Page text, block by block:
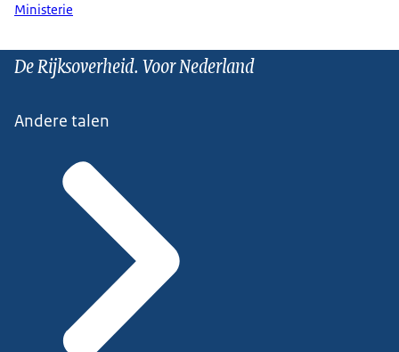
Ministerie
De Rijksoverheid. Voor Nederland
Andere talen